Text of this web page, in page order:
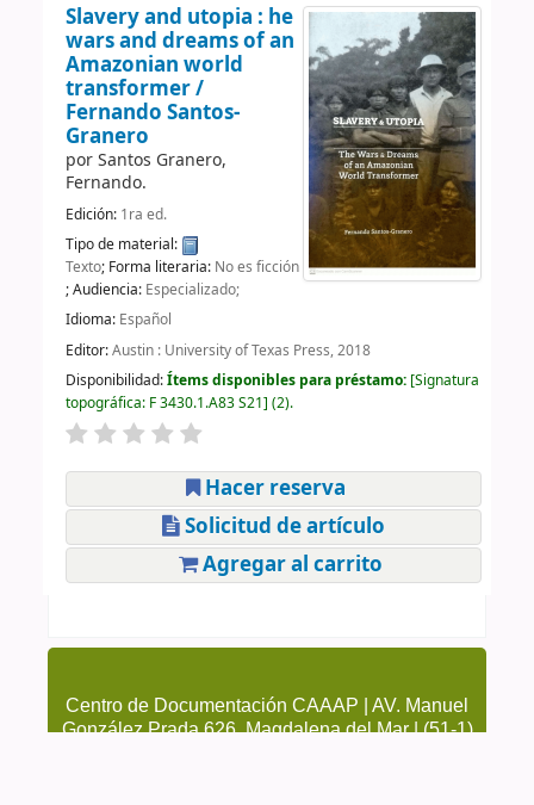
Slavery and utopia : he
wars and dreams of an
Amazonian world
transformer /
Fernando Santos-
Granero
porSantos Granero,
Fernando.
Edición: 1ra ed.
Tipo de material:
Texto; Forma literaria: No es ficción
; Audiencia: Especializado;
Idioma: Español
Editor:Austin : University of Texas Press, 2018
Disponibilidad:Ítems disponibles para préstamo: Signatura
topográfica: F 3430.1.A83 S21 (2).
Hacer reserva
Solicitud de artículo
Agregar al carrito
Centro de Documentación CAAAP | AV. Manuel
González Prada 626, Magdalena del Mar | (51-1)